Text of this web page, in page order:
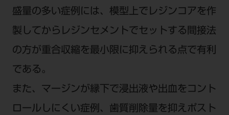
盛量の多い症例には、模型上でレジンコアを作
製してからレジンセメントでセットする間接法
の方が重合収縮を最小限に抑えられる点で有利
である。
また、マージンが縁下で浸出液や出血をコント
ロールしにくい症例、歯質削除量を抑えポスト